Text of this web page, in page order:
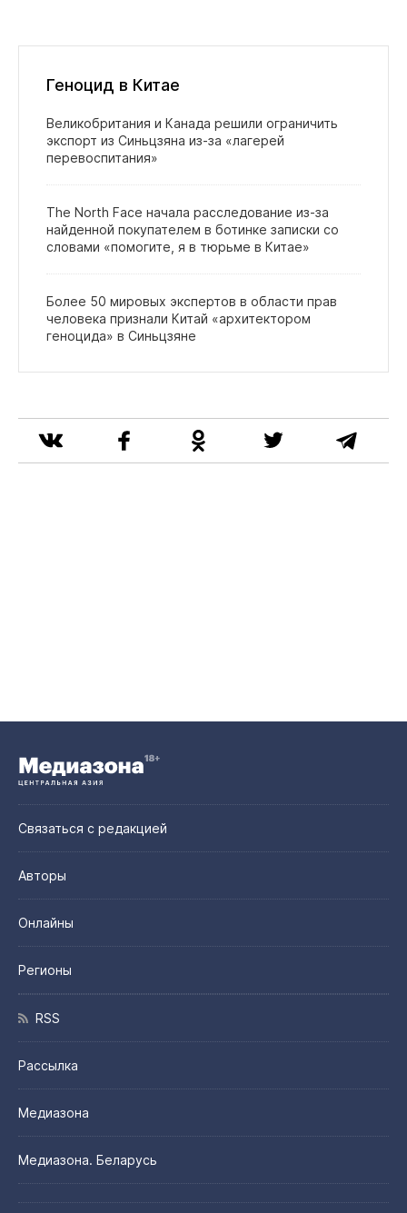
Геноцид в Китае
Великобритания и Канада решили ограничить
экспорт из Синьцзяна из‑за «лагерей
перевоспитания»
The North Face начала расследование из‑за
найденной покупателем в ботинке записки со
словами «помогите, я в тюрьме в Китае»
Более 50 мировых экспертов в области прав
человека признали Китай «архитектором
геноцида» в Синьцзяне
Связаться с редакцией
Авторы
Онлайны
Регионы
RSS
Рассылка
Медиазона
Медиазона. Беларусь